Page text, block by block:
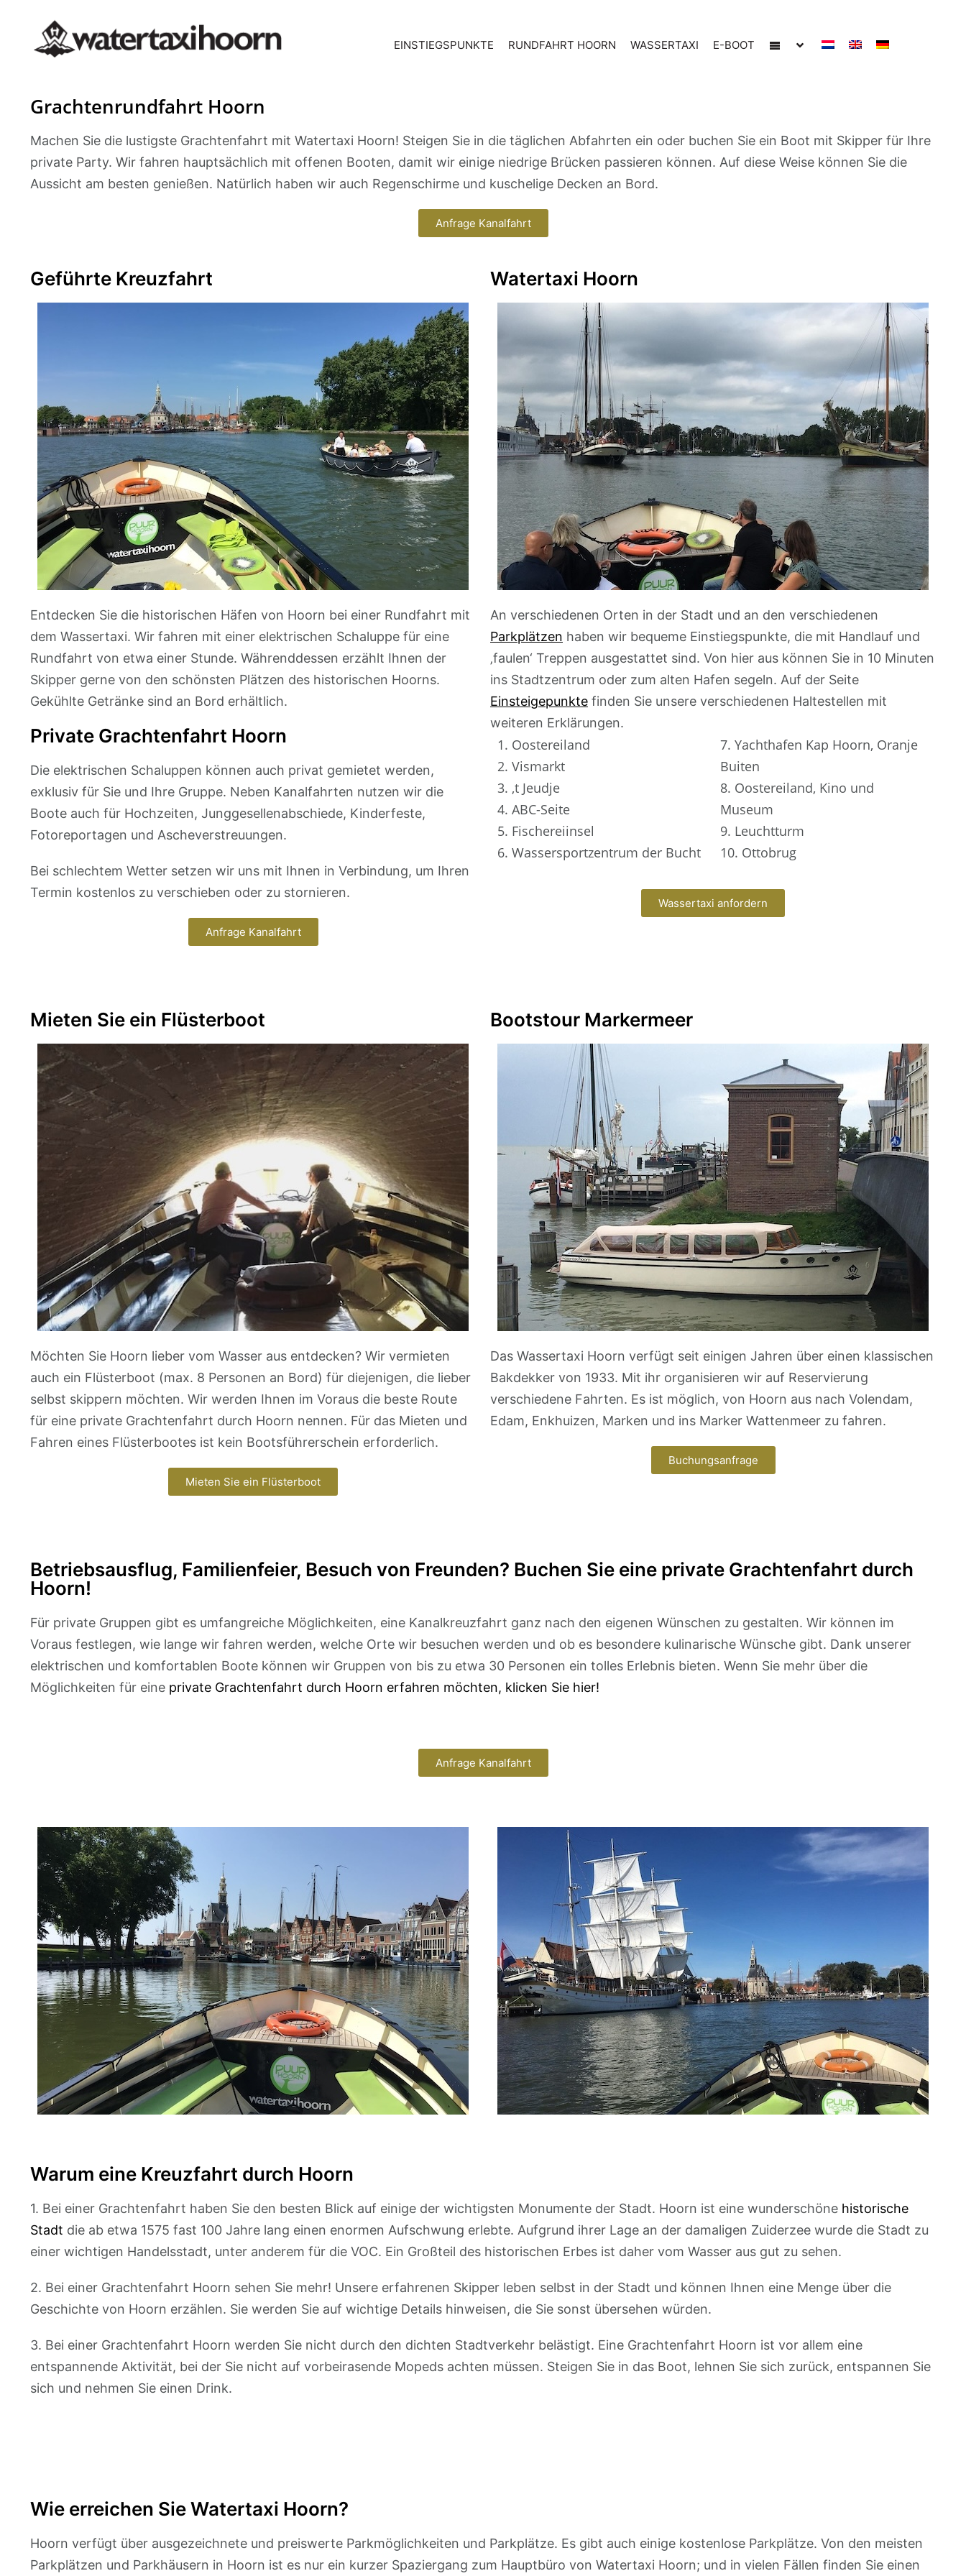
EINSTIEGSPUNKTE RUNDFAHRT HOORN WASSERTAXI E-BOOT
Grachtenrundfahrt Hoorn
Machen Sie die lustigste Grachtenfahrt mit Watertaxi Hoorn! Steigen Sie in die täglichen Abfahrten ein oder buchen Sie ein Boot mit Skipper für Ihre
private Party. Wir fahren hauptsächlich mit offenen Booten, damit wir einige niedrige Brücken passieren können. Auf diese Weise können Sie die
Aussicht am besten genießen. Natürlich haben wir auch Regenschirme und kuschelige Decken an Bord.
Anfrage Kanalfahrt
Geführte Kreuzfahrt
Entdecken Sie die historischen Häfen von Hoorn bei einer Rundfahrt mit
dem Wassertaxi. Wir fahren mit einer elektrischen Schaluppe für eine
Rundfahrt von etwa einer Stunde. Währenddessen erzählt Ihnen der
Skipper gerne von den schönsten Plätzen des historischen Hoorns.
Gekühlte Getränke sind an Bord erhältlich.
Private Grachtenfahrt Hoorn
Die elektrischen Schaluppen können auch privat gemietet werden,
exklusiv für Sie und Ihre Gruppe. Neben Kanalfahrten nutzen wir die
Boote auch für Hochzeiten, Junggesellenabschiede, Kinderfeste,
Fotoreportagen und Ascheverstreuungen.
Bei schlechtem Wetter setzen wir uns mit Ihnen in Verbindung, um Ihren
Termin kostenlos zu verschieben oder zu stornieren.
Anfrage Kanalfahrt
Watertaxi Hoorn
An verschiedenen Orten in der Stadt und an den verschiedenen
Parkplätzen haben wir bequeme Einstiegspunkte, die mit Handlauf und
‚faulen‘ Treppen ausgestattet sind. Von hier aus können Sie in 10 Minuten
ins Stadtzentrum oder zum alten Hafen segeln. Auf der Seite
Einsteigepunkte finden Sie unsere verschiedenen Haltestellen mit
weiteren Erklärungen.
1. Oostereiland
2. Vismarkt
3. ‚t Jeudje
4. ABC-Seite
5. Fischereiinsel
6. Wassersportzentrum der Bucht
7. Yachthafen Kap Hoorn, Oranje
Buiten
8. Oostereiland, Kino und
Museum
9. Leuchtturm
10. Ottobrug
Wassertaxi anfordern
Mieten Sie ein Flüsterboot
Möchten Sie Hoorn lieber vom Wasser aus entdecken? Wir vermieten
auch ein Flüsterboot (max. 8 Personen an Bord) für diejenigen, die lieber
selbst skippern möchten. Wir werden Ihnen im Voraus die beste Route
für eine private Grachtenfahrt durch Hoorn nennen. Für das Mieten und
Fahren eines Flüsterbootes ist kein Bootsführerschein erforderlich.
Mieten Sie ein Flüsterboot
Bootstour Markermeer
Das Wassertaxi Hoorn verfügt seit einigen Jahren über einen klassischen
Bakdekker von 1933. Mit ihr organisieren wir auf Reservierung
verschiedene Fahrten. Es ist möglich, von Hoorn aus nach Volendam,
Edam, Enkhuizen, Marken und ins Marker Wattenmeer zu fahren.
Buchungsanfrage
Betriebsausflug, Familienfeier, Besuch von Freunden? Buchen Sie eine private Grachtenfahrt durch
Hoorn!
Für private Gruppen gibt es umfangreiche Möglichkeiten, eine Kanalkreuzfahrt ganz nach den eigenen Wünschen zu gestalten. Wir können im
Voraus festlegen, wie lange wir fahren werden, welche Orte wir besuchen werden und ob es besondere kulinarische Wünsche gibt. Dank unserer
elektrischen und komfortablen Boote können wir Gruppen von bis zu etwa 30 Personen ein tolles Erlebnis bieten. Wenn Sie mehr über die
Möglichkeiten für eine private Grachtenfahrt durch Hoorn erfahren möchten, klicken Sie hier!
Anfrage Kanalfahrt
Warum eine Kreuzfahrt durch Hoorn
1. Bei einer Grachtenfahrt haben Sie den besten Blick auf einige der wichtigsten Monumente der Stadt. Hoorn ist eine wunderschöne historische
Stadt die ab etwa 1575 fast 100 Jahre lang einen enormen Aufschwung erlebte. Aufgrund ihrer Lage an der damaligen Zuiderzee wurde die Stadt zu
einer wichtigen Handelsstadt, unter anderem für die VOC. Ein Großteil des historischen Erbes ist daher vom Wasser aus gut zu sehen.
2. Bei einer Grachtenfahrt Hoorn sehen Sie mehr! Unsere erfahrenen Skipper leben selbst in der Stadt und können Ihnen eine Menge über die
Geschichte von Hoorn erzählen. Sie werden Sie auf wichtige Details hinweisen, die Sie sonst übersehen würden.
3. Bei einer Grachtenfahrt Hoorn werden Sie nicht durch den dichten Stadtverkehr belästigt. Eine Grachtenfahrt Hoorn ist vor allem eine
entspannende Aktivität, bei der Sie nicht auf vorbeirasende Mopeds achten müssen. Steigen Sie in das Boot, lehnen Sie sich zurück, entspannen Sie
sich und nehmen Sie einen Drink.
Wie erreichen Sie Watertaxi Hoorn?
Hoorn verfügt über ausgezeichnete und preiswerte Parkmöglichkeiten und Parkplätze. Es gibt auch einige kostenlose Parkplätze. Von den meisten
Parkplätzen und Parkhäusern in Hoorn ist es nur ein kurzer Spaziergang zum Hauptbüro von Watertaxi Hoorn; und in vielen Fällen finden Sie einen